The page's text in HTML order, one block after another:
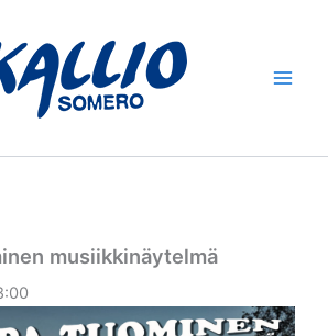
musiikkinäytelmä